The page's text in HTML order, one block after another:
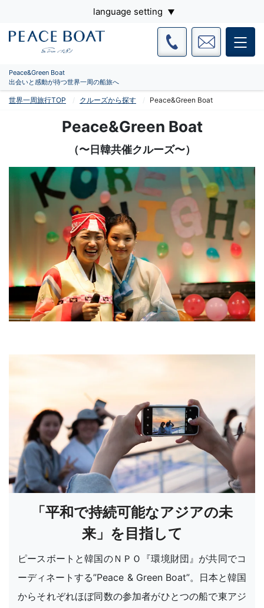
language setting
Peace&Green Boat
出会いと感動が待つ世界一周の船旅へ
世界一周旅行TOP クルーズから探す Peace&Green Boat
Peace&Green Boat
（〜日韓共催クルーズ〜）
「平和で持続可能なアジアの未
来」を目指して
ピースボートと韓国のＮＰＯ『環境財団』が共同でコ
ーディネートする”Peace & Green Boat”。日本と韓国
からそれぞれほぼ同数の参加者がひとつの船で東アジ